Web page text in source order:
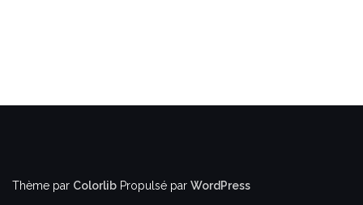
Thème par Colorlib Propulsé par WordPress